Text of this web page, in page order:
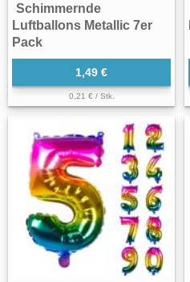
Schimmernde
Luftballons Metallic 7er
Pack
1,49 €
0,21 € / Stk.